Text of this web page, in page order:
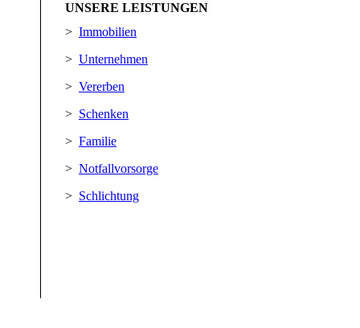
UNSERE LEISTUNGEN
> Immobilien
> Unternehmen
> Vererben
> Schenken
> Familie
> Notfallvorsorge
> Schlichtung